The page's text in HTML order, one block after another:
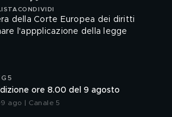
CONDIVIDI
della Corte Europea dei diritti
l'appplicazione della legge
ore 8.00 del 9 agosto
ago | Canale 5